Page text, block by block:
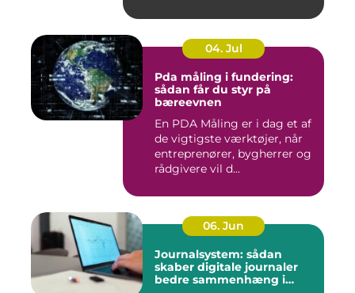
04. Jul
Pda måling i fundering:
sådan får du styr på
bæreevnen
En PDA Måling er i dag et af
de vigtigste værktøjer, når
entreprenører, bygherrer og
rådgivere vil d...
06. Jun
Journalsystem: sådan
skaber digitale journaler
bedre sammenhæng i